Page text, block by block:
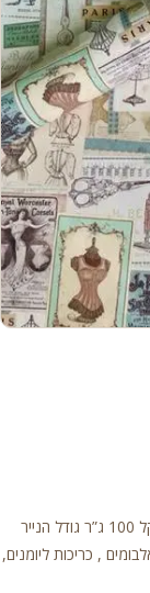
נייר איטלקי מעוצב נטול עץ -פבריאנו ,נטול חומציות. משקל 100 ג”ר גודל הנייר
, כריכות ליומנים,